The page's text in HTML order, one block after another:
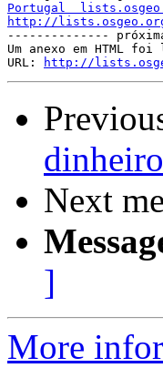
Portugal
http://
--------------
Um anexo em HTML
URL:
http://
Next
]
More